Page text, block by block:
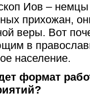
Иов –
прихожан,
веры. Вот
в
население.
формат